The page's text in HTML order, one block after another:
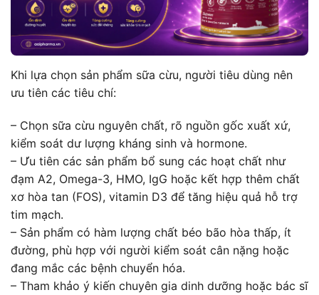
Khi lựa chọn sản phẩm sữa cừu, người tiêu dùng nên
ưu tiên các tiêu chí:
– Chọn sữa cừu nguyên chất, rõ nguồn gốc xuất xứ,
kiểm soát dư lượng kháng sinh và hormone.
– Ưu tiên các sản phẩm bổ sung các hoạt chất như
đạm A2, Omega-3, HMO, IgG hoặc kết hợp thêm chất
xơ hòa tan (FOS), vitamin D3 để tăng hiệu quả hỗ trợ
tim mạch.
– Sản phẩm có hàm lượng chất béo bão hòa thấp, ít
đường, phù hợp với người kiểm soát cân nặng hoặc
đang mắc các bệnh chuyển hóa.
– Tham khảo ý kiến chuyên gia dinh dưỡng hoặc bác sĩ